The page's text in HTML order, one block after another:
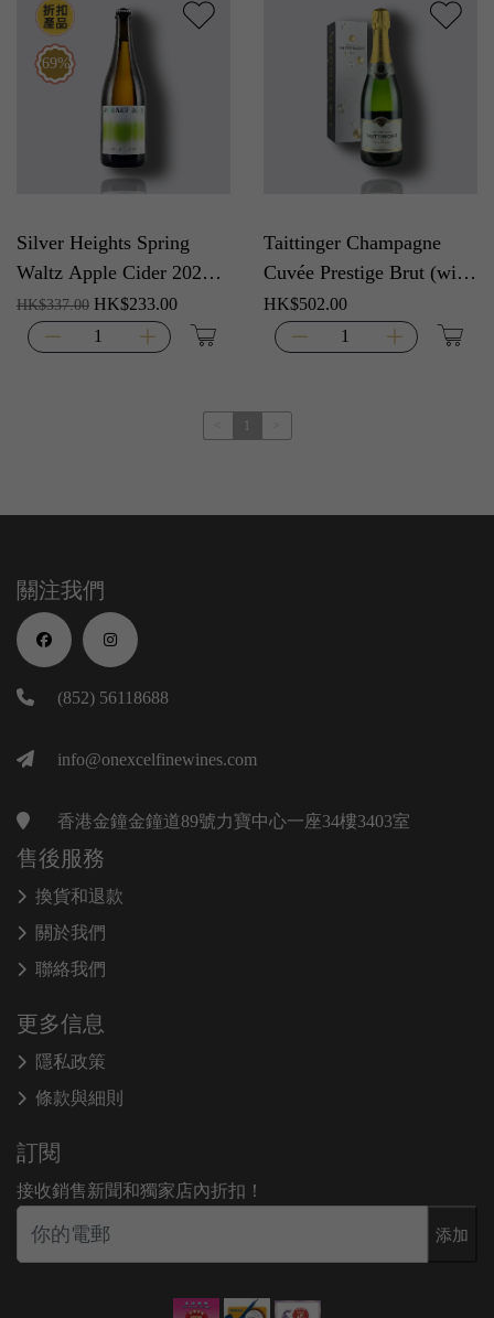
69%
Silver Heights Spring
Waltz Apple Cider 2022
(山泉之舞蘋果酒)
HK$337.00 HK$233.00
Taittinger Champagne
Cuvée Prestige Brut (with
box)
HK$502.00
關注我們
(852) 56118688
info@onexcelfinewines.com
香港金鐘金鐘道89號力寶中心一座34樓3403室
售後服務
換貨和退款
關於我們
聯絡我們
更多信息
隱私政策
條款與細則
訂閱
接收銷售新聞和獨家店內折扣！
添加